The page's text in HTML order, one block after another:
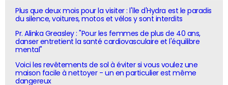
Plus que deux mois pour la visiter : l'île d'Hydra est le paradis
du silence, voitures, motos et vélos y sont interdits
Pr. Alinka Greasley : "Pour les femmes de plus de 40 ans,
danser entretient la santé cardiovasculaire et l'équilibre
mental"
Voici les revêtements de sol à éviter si vous voulez une
maison facile à nettoyer - un en particulier est même
dangereux